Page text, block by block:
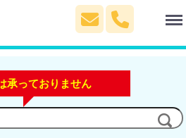
承っておりません